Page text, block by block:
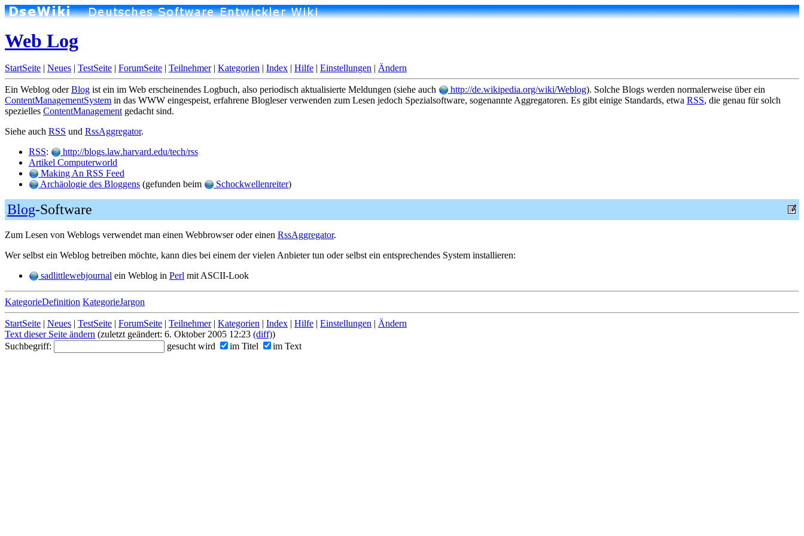
Web Log
StartSeite | Neues | TestSeite | ForumSeite | Teilnehmer| Kategorien | Index | Hilfe | Einstellungen | Ändern
Ein Weblog oderBlog ist ein im Web erscheinendes Logbuch, also periodisch aktualisierte Meldungen (siehe auch http://de.wikipedia.org/wiki/Weblog). Solche Blogs werden normalerweise über ein
ContentManagementSystem in das WWW eingespeist, erfahrene Blogleser verwenden zum Lesen jedoch Spezialsoftware, sogenannte Aggregatoren. Es gibt einige Standards, etwa RSS, die genau für solch
spezielles ContentManagement gedacht sind.
Siehe auch RSS und RssAggregator.
RSS:
http://blogs.law.harvard.edu/tech/rss
Artikel Computerworld
Making An RSS Feed
Archäologie des Bloggens (gefunden beim Schockwellenreiter)
Blog-Software
Zum Lesen von Weblogs verwendet man einen Webbrowser oder einen RssAggregator.
Wer selbst ein Weblog betreiben möchte, kann dies bei einem der vielen Anbieter tun oder selbst ein entsprechendes System installieren:
sadlittlewebjournal ein Weblog in Perl mit ASCII-Look
KategorieDefinition KategorieJargon
StartSeite | Neues | TestSeite | ForumSeite | Teilnehmer| Kategorien | Index | Hilfe | Einstellungen | Ändern
Text dieser Seite ändern (zuletzt geändert: 6. Oktober 2005 12:23 (diff))
Suchbegriff:
gesucht wird im Titel im Text